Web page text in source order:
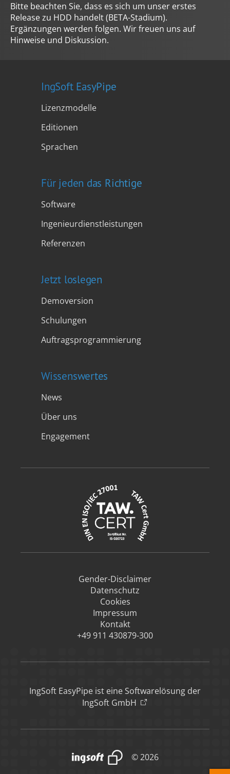
Bitte beachten Sie, dass es sich um unser erstes
Release zu HDD handelt (BETA-Stadium).
Ergänzungen werden folgen. Wir freuen uns auf
Hinweise und Diskussion.
IngSoft EasyPipe
Lizenzmodelle
Editionen
Sprachen
Für jeden das Richtige
Software
Ingenieurdienstleistungen
Referenzen
Jetzt loslegen
Demoversion
Schulungen
Auftragsprogrammierung
Wissenswertes
News
Über uns
Engagement
© 2026
IngSoft EasyPipe ist eine Softwarelösung der
IngSoft GmbH
Gender-Disclaimer
Datenschutz
Cookies
Impressum
Kontakt
+49 911 430879-300